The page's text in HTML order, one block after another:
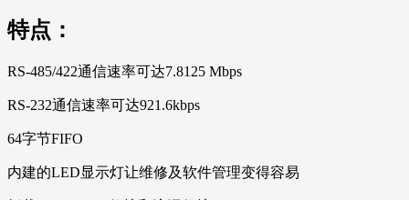
特点：
RS-485/422通信速率可达7.8125 Mbps
RS-232通信速率可达921.6kbps
64字节FIFO
内建的LED显示灯让维修及软件管理变得容易